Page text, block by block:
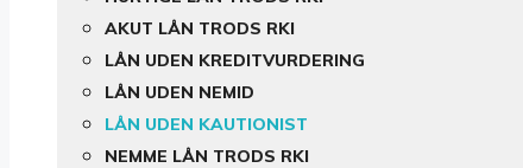
AKUT LÅN TRODS RKI
LÅN UDEN KREDITVURDERING
LÅN UDEN NEMID
LÅN UDEN KAUTIONIST
NEMME LÅN TRODS RKI